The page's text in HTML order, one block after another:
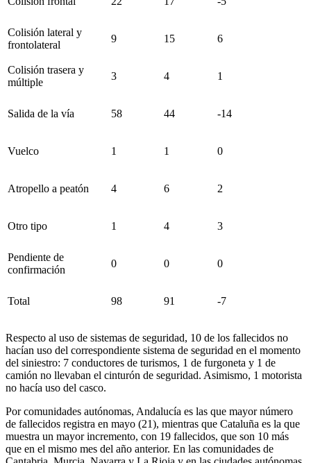
Colisión lateral y
frontolateral
9 15 6
Colisión trasera y
múltiple
3 4 1
Salida de la vía 58 44 -14
Vuelco 1 1 0
Atropello a peatón 4 6 2
Otro tipo 1 4 3
Pendiente de
confirmación
0 0 0
Total 98 91 -7
Respecto al uso de sistemas de seguridad, 10 de los fallecidos no
hacían uso del correspondiente sistema de seguridad en el momento
del siniestro: 7 conductores de turismos, 1 de furgoneta y 1 de
camión no llevaban el cinturón de seguridad. Asimismo, 1 motorista
no hacía uso del casco.
Por comunidades autónomas, Andalucía es las que mayor número
de fallecidos registra en mayo (21), mientras que Cataluña es la que
muestra un mayor incremento, con 19 fallecidos, que son 10 más
que en el mismo mes del año anterior. En las comunidades de